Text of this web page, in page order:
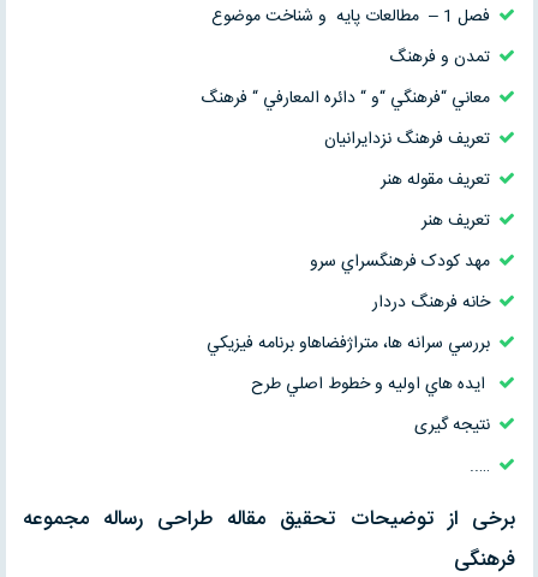
فصل 1 – مطالعات پايه و شناخت موضوع
تمدن و فرهنگ
معاني “فرهنگي “و “ دائره المعارفي “ فرهنگ
تعريف فرهنگ نزدايرانيان
تعريف مقوله هنر
تعريف هنر
مهد کودک فرهنگسراي سرو
خانه فرهنگ دردار
بررسي سرانه ها، متراژفضاهاو برنامه فيزيکي
ايده هاي اوليه و خطوط اصلي طرح
نتیجه گیری
…..
برخی از توضیحات تحقیق مقاله طراحی رساله مجموعه
فرهنگی